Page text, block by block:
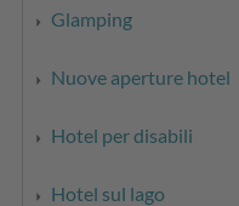
Glamping
Nuove aperture hotel
Hotel per disabili
Hotel sul lago